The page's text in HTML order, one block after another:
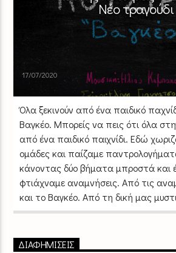
Νέο τραγούδι
17/07/2020
Όλα ξεκινούν από ένα παιδικό
Βαγκέο. Μπορείς να πεις ότι όλα
από ένα παιδικό παιχνίδι. Εδώ
ομάδες και παίζαμε
κάνοντας δύο βήματα μπροστά και
φτιάχναμε αναμνήσεις. Από τις
και το Βαγκέο. Από τη δική μας
ΔΙΑΦΗΜΙΣΕΙΣ